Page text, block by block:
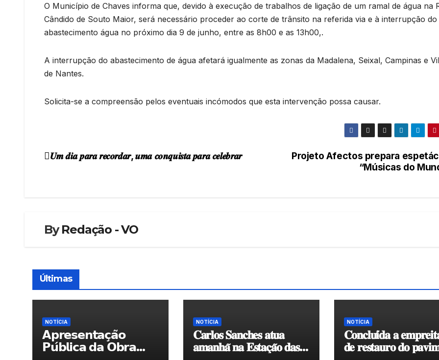
O Município de Chaves informa que, devido à execução de trabalhos de ligação de um ramal de água na
Cândido de Souto Maior, será necessário proceder ao corte de trânsito na referida via e à interrupção do
abastecimento água no próximo dia 9 de junho, entre as 8h00 e as 13h00,.
A interrupção do abastecimento de água afetará igualmente as zonas da Madalena, Seixal, Campinas e
de Nantes.
Solicita-se a compreensão pelos eventuais incómodos que esta intervenção possa causar.
Navegação
Projeto Afectos prepara
“Músicas do
𝑼𝒎 𝒅𝒊𝒂 𝒑𝒂𝒓𝒂 𝒓𝒆𝒄𝒐𝒓𝒅𝒂𝒓, 𝒖𝒎𝒂 𝒄𝒐𝒏𝒒𝒖𝒊𝒔𝒕𝒂 𝒑𝒂𝒓𝒂 𝒄𝒆𝒍𝒆𝒃𝒓𝒂𝒓
ByRedação - VO
Últimas
NOTÍCIA
𝗔𝗽𝗿𝗲𝘀𝗲𝗻𝘁𝗮𝗰̧𝗮̃𝗼
𝗣𝘂́𝗯𝗹𝗶𝗰𝗮 𝗱𝗮 𝗢𝗯𝗿𝗮
NOTÍCIA
𝐂𝐚𝐫𝐥𝐨𝐬 𝐒𝐚𝐧𝐜𝐡𝐞𝐬 𝐚𝐭𝐮𝐚
𝐚𝐦𝐚𝐧𝐡𝐚̃ 𝐧𝐚 𝐄𝐬𝐭𝐚𝐜̧𝐚̃𝐨 𝐝𝐚𝐬
NOTÍCIA
𝐂𝐨𝐧𝐜𝐥𝐮𝐢́𝐝𝐚 𝐚
𝐝𝐞 𝐫𝐞𝐬𝐭𝐚𝐮𝐫𝐨 𝐝𝐨